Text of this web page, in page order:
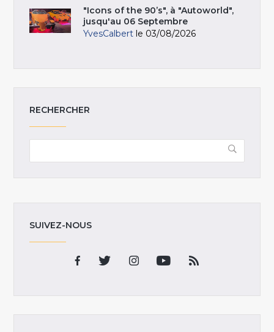
"Icons of the 90’s", à "Autoworld",
jusqu'au 06 Septembre
YvesCalbert le 03/08/2026
RECHERCHER
SUIVEZ-NOUS